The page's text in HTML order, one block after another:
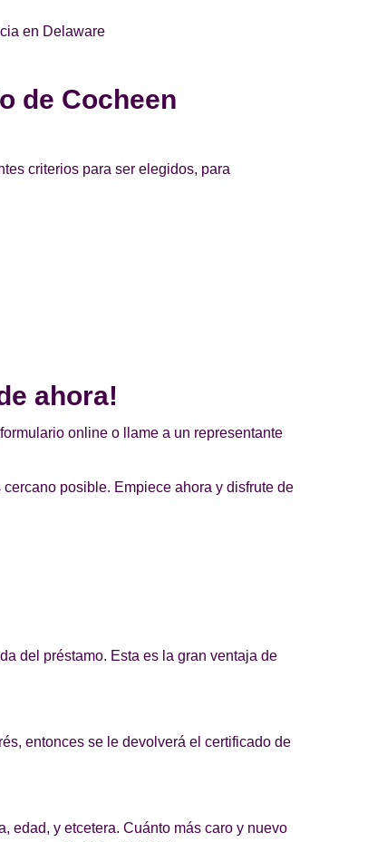
en Delaware
de Cocheen
criterios para ser elegidos, para
ahora!
online o llame a un representante
posible. Empiece ahora y disfrute de
del préstamo. Esta es la gran ventaja de
entonces se le devolverá el certificado de
edad, y etcetera. Cuánto más caro y nuevo